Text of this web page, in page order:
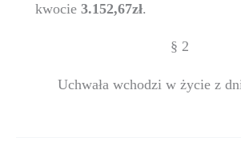
kwocie 3.152,67zł.
§ 2
Uchwała wchodzi w życie z